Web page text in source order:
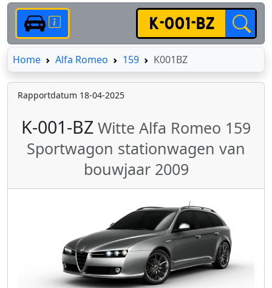
HomeHomeAlfa Romeo 159 K001BZ
Rapportdatum 18-04-2025
K-001-BZ Witte Alfa Romeo 159
Sportwagon stationwagen van
bouwjaar 2009